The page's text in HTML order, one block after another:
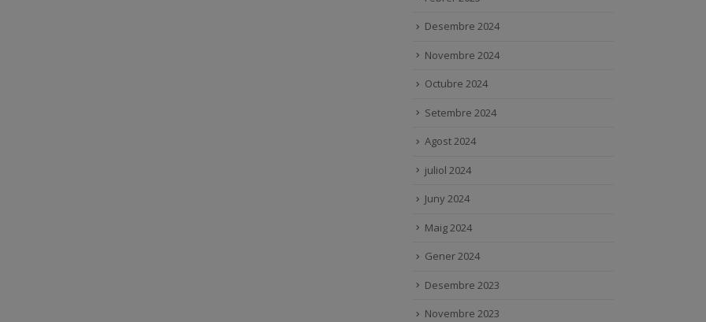
Desembre 2024
Novembre 2024
Octubre 2024
Setembre 2024
Agost 2024
juliol 2024
Juny 2024
Maig 2024
Gener 2024
Desembre 2023
Novembre 2023